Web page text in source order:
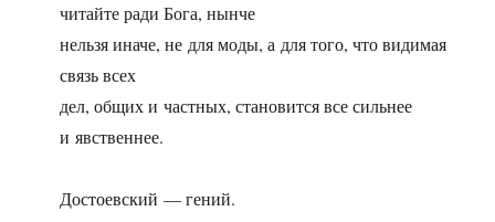
читайте ради Бога, нынче
нельзя иначе, не для моды, а для того, что видимая
связь всех
дел, общих и частных, становится все сильнее
и явственнее.
Достоевский — гений.